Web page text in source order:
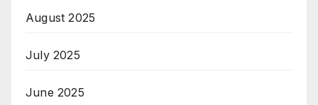
August 2025
July 2025
June 2025